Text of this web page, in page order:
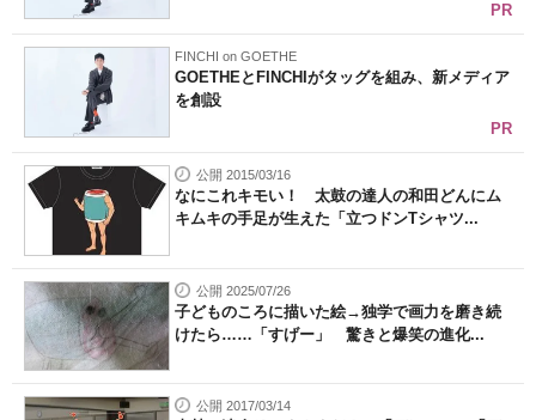
PR
FINCHI on GOETHE
GOETHEとFINCHIがタッグを組み、新メディア
を創設
PR
公開 2015/03/16
なにこれキモい！ 太鼓の達人の和田どんにム
キムキの手足が生えた「立つドンTシャツ...
公開 2025/07/26
子どものころに描いた絵→独学で画力を磨き続
けたら……「すげー」 驚きと爆笑の進化...
公開 2017/03/14